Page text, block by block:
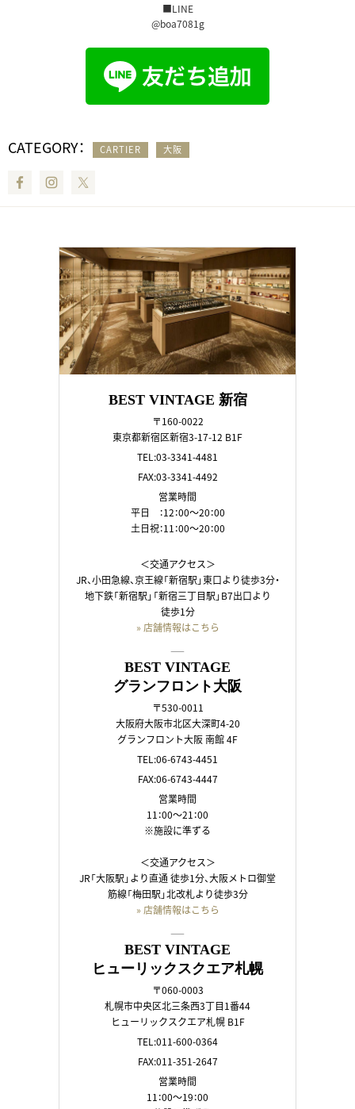
■LINE
@boa7081g
CATEGORY： CARTIER 大阪
FacebookInstagram
BEST VINTAGE 新宿
〒160-0022
東京都新宿区新宿3-17-12 B1F
TEL:03-3341-4481
FAX:03-3341-4492
営業時間
平日 ：12：00～20：00
土日祝：11：00～20：00
＜交通アクセス＞
JR、小田急線、京王線「新宿駅」東口より徒歩3分・
地下鉄「新宿駅」「新宿三丁目駅」B7出口より
徒歩1分
» 店舗情報はこちら
――
BEST VINTAGE
グランフロント大阪
〒530-0011
大阪府大阪市北区大深町4-20
グランフロント大阪 南館 4F
TEL:06-6743-4451
FAX:06-6743-4447
営業時間
11：00～21：00
※施設に準ずる
＜交通アクセス＞
JR「大阪駅」より直通 徒歩1分、大阪メトロ御堂
筋線「梅田駅」北改札より徒歩3分
» 店舗情報はこちら
――
BEST VINTAGE
ヒューリックスクエア札幌
〒060-0003
札幌市中央区北三条西3丁目1番44
ヒューリックスクエア札幌 B1F
TEL:011-600-0364
FAX:011-351-2647
営業時間
11：00～19：00